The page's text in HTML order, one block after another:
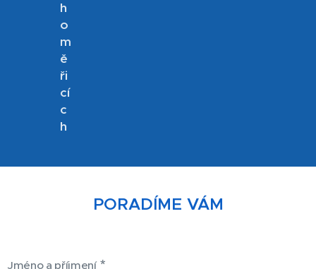
h
o
m
ě
ři
cí
c
h
PORADÍME VÁM
Jméno a příjmení